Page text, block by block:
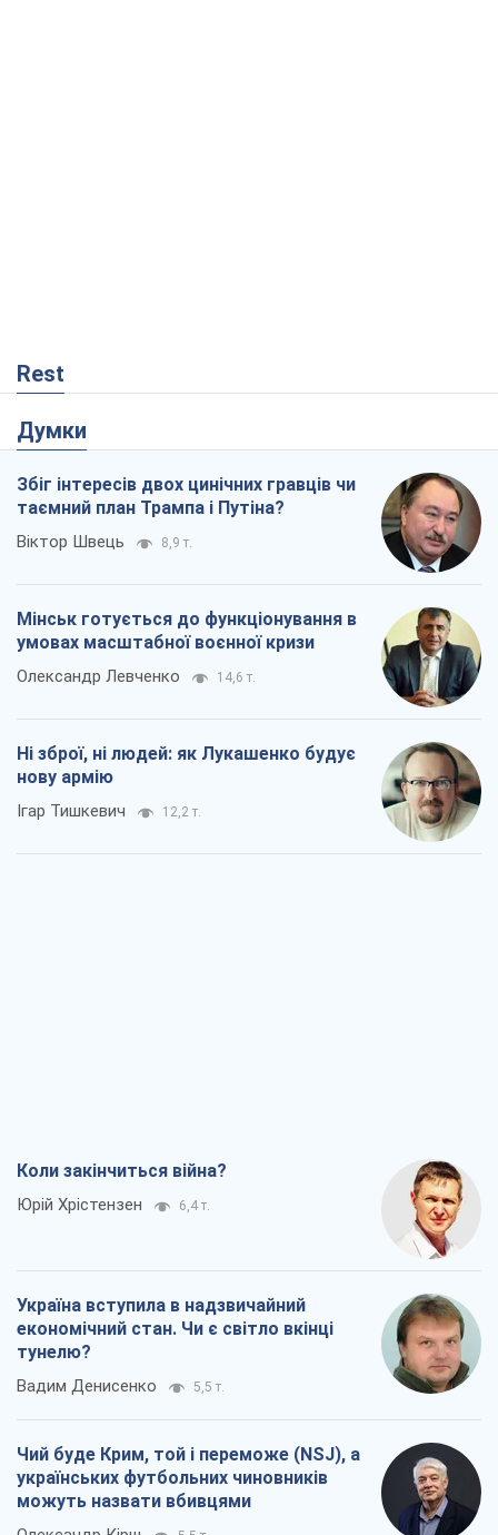
Rest
Думки
Збіг інтересів двох цинічних гравців чи
таємний план Трампа і Путіна?
Віктор Швець 8,9 т.
Мінськ готується до функціонування в
умовах масштабної воєнної кризи
Олександр Левченко 14,6 т.
Ні зброї, ні людей: як Лукашенко будує
нову армію
Ігар Тишкевич 12,2 т.
Коли закінчиться війна?
Юрій Хрістензен 6,4 т.
Україна вступила в надзвичайний
економічний стан. Чи є світло вкінці
тунелю?
Вадим Денисенко 5,5 т.
Чий буде Крим, той і переможе (NSJ), а
українських футбольних чиновників
можуть назвати вбивцями